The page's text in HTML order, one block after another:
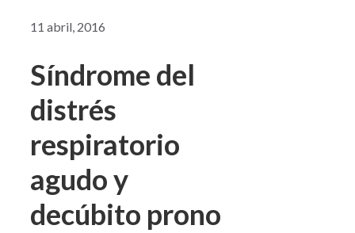
11 abril, 2016
Síndrome del
distrés
respiratorio
agudo y
decúbito prono